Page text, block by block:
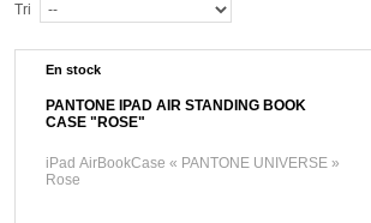
Tri
En stock
PANTONE IPAD AIR STANDING BOOK
CASE "ROSE"
iPad AirBookCase « PANTONE UNIVERSE »
Rose